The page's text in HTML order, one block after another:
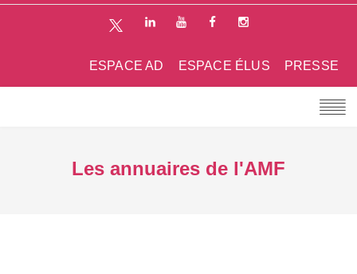
PRESSE
ESPACE ÉLUS
ESPACE AD
Les annuaires de l'AMF